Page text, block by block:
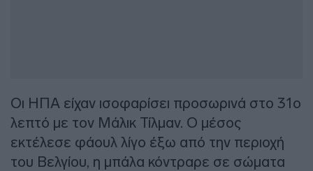
Οι ΗΠΑ είχαν ισοφαρίσει προσωρινά στο 31ο
λεπτό με τον Μάλικ Τίλμαν. Ο μέσος
εκτέλεσε φάουλ λίγο έξω από την περιοχή
του Βελγίου, η μπάλα κόντραρε σε σώματα